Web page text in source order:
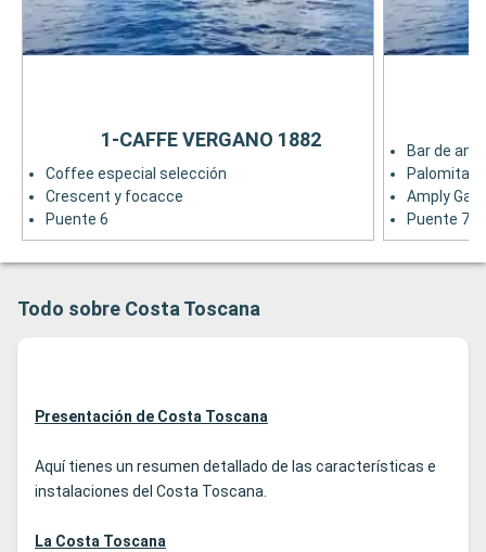
Coffee especial selección
Crescent y focacce
Puente 6
1-CAFFE VERGANO 1882
Bar de
Palomitas
Amply
Puente 7
Todo sobre Costa Toscana
Presentación de Costa Toscana
Aquí tienes un resumen detallado de las características e
instalaciones del Costa Toscana.
La Costa Toscana